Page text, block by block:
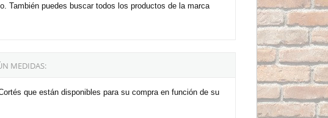
También puedes buscar todos los productos de la marca
MEDIDAS:
que están disponibles para su compra en función de su